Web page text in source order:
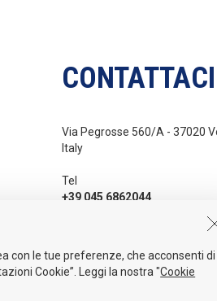
CONTATTACI
Via Pegrosse 560/A - 37020
Italy
Tel
+39 045 6862044
con le tue preferenze, che acconsenti di
Cookie”. Leggi la nostra "Cookie